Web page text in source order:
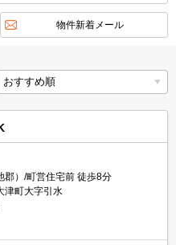
特集から
産会社から
物件新着メール
郡）/町営住宅前 徒歩8分
津町大字引水